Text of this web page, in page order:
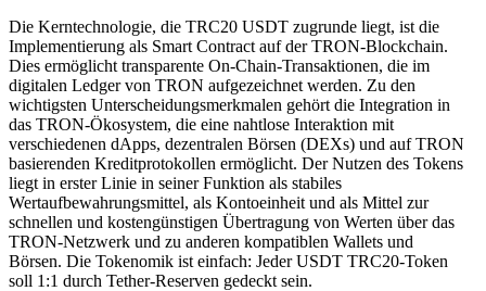
Die Kerntechnologie, die TRC20 USDT zugrunde liegt, ist die
Implementierung als Smart Contract auf der TRON-Blockchain.
Dies ermöglicht transparente On-Chain-Transaktionen, die im
digitalen Ledger von TRON aufgezeichnet werden. Zu den
wichtigsten Unterscheidungsmerkmalen gehört die Integration in
das TRON-Ökosystem, die eine nahtlose Interaktion mit
verschiedenen dApps, dezentralen Börsen (DEXs) und auf TRON
basierenden Kreditprotokollen ermöglicht. Der Nutzen des Tokens
liegt in erster Linie in seiner Funktion als stabiles
Wertaufbewahrungsmittel, als Kontoeinheit und als Mittel zur
schnellen und kostengünstigen Übertragung von Werten über das
TRON-Netzwerk und zu anderen kompatiblen Wallets und
Börsen. Die Tokenomik ist einfach: Jeder USDT TRC20-Token
soll 1:1 durch Tether-Reserven gedeckt sein.